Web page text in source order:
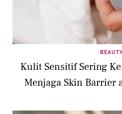
Kulit Sensitif Sering
Menjaga Skin Barrier